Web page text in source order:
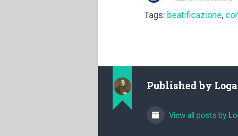
Tags: beatificazione,
Published by
View all posts by